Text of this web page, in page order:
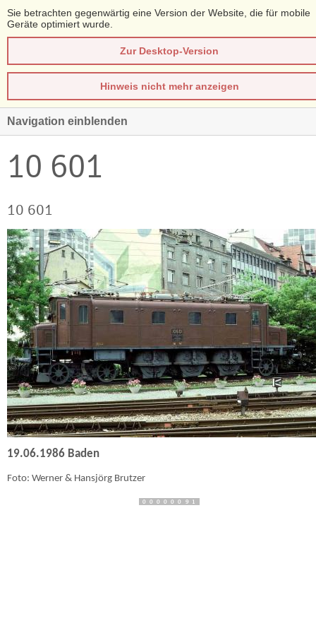
Sie betrachten gegenwärtig eine Version der Website, die für mobile
Geräte optimiert wurde.
Zur Desktop-Version
Hinweis nicht mehr anzeigen
Navigation einblenden
10 601
10 601
19.06.1986 Baden
Foto: Werner & Hansjörg Brutzer